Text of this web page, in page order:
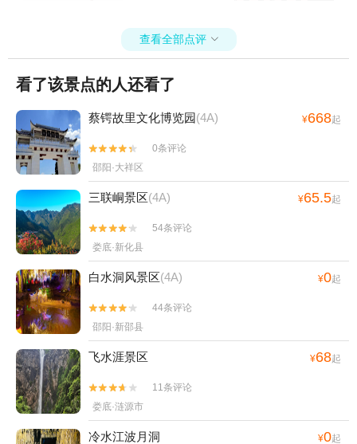
刻技法虽极简单，但画境古朴，形象生动，粗犷有力，具有独特风
格。 黑山岩画分人物和动物画像。动物有马、牛、羊、鸡、犬、
鱼、鹿、虎、狼、蛇、龟、鹰、骆驼等多种。描绘的场面有舞蹈、围
猎、射雁、骑马、骑骆驼、虎逐牛羊、野牛相抵、狩猎、列队练武射
箭等等。其中狩猎分为单猎、围猎和群猎三种。画面反映了古代牧民
对精神生活的强烈追求。
查看全部点评 
看了该景点的人还看了
蔡锷故里文化博览园(4A) ¥668起


0条评论
邵阳·大祥区
三联峒景区(4A) ¥65.5起


54条评论
娄底·新化县
白水洞风景区(4A) ¥0起


44条评论
邵阳·新邵县
飞水涯景区 ¥68起


11条评论
娄底·涟源市
冷水江波月洞 ¥0起